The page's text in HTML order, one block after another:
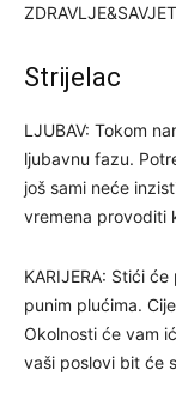
Strijelac
LJUBAV: Tokom
ljubavnu fazu.
još sami neće
vremena provoditi
KARIJERA: Stići
punim plućima.
Okolnosti će vam
vaši poslovi bit će